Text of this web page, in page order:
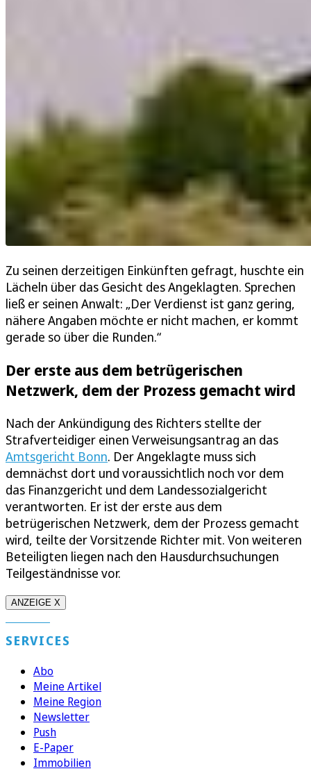
Zu seinen derzeitigen Einkünften gefragt, huschte ein
Lächeln über das Gesicht des Angeklagten. Sprechen
ließ er seinen Anwalt: „Der Verdienst ist ganz gering,
nähere Angaben möchte er nicht machen, er kommt
gerade so über die Runden.“
Der erste aus dem betrügerischen
Netzwerk, dem der Prozess gemacht wird
Nach der Ankündigung des Richters stellte der
Strafverteidiger einen Verweisungsantrag an das
Amtsgericht Bonn. Der Angeklagte muss sich
demnächst dort und voraussichtlich noch vor dem
das Finanzgericht und dem Landessozialgericht
verantworten. Er ist der erste aus dem
betrügerischen Netzwerk, dem der Prozess gemacht
wird, teilte der Vorsitzende Richter mit. Von weiteren
Beteiligten liegen nach den Hausdurchsuchungen
Teilgeständnisse vor.
ANZEIGE X
SERVICES
Abo
Meine Artikel
Meine Region
Newsletter
Push
E-Paper
Immobilien